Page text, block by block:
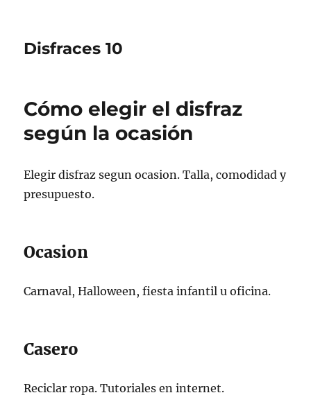
Disfraces 10
Cómo elegir el disfraz
según la ocasión
Elegir disfraz segun ocasion. Talla, comodidad y
presupuesto.
Ocasion
Carnaval, Halloween, fiesta infantil u oficina.
Casero
Reciclar ropa. Tutoriales en internet.